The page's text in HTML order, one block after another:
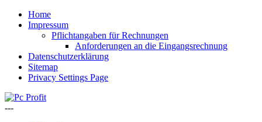
Home
Impressum
Pflichtangaben für Rechnungen
Anforderungen an die Eingangsrechnung
Datenschutzerklärung
Sitemap
Privacy Settings Page
---